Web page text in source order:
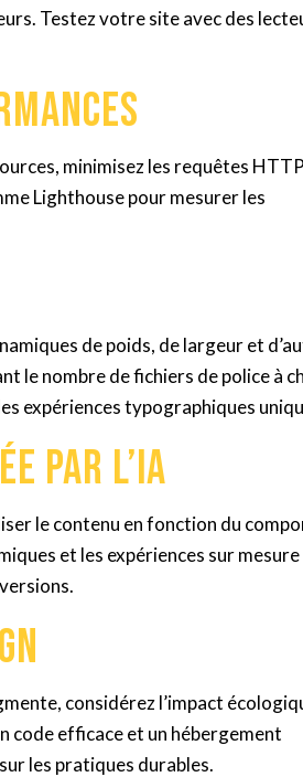
Testez votre site avec des
minimisez les requêtes
Lighthouse pour mesurer les
de poids, de largeur et
le nombre de fichiers de police à
expériences typographiques
par l’IA
le contenu en fonction du
et les expériences sur
considérez l’impact
code efficace et un hébergement
les pratiques durables.